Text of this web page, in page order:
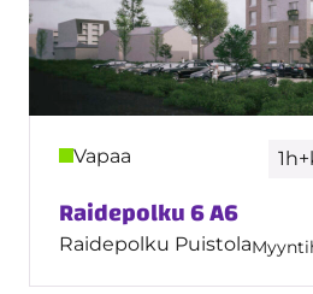
Vapaa
Raidepolku 6 A6
Raidepolku Puistola